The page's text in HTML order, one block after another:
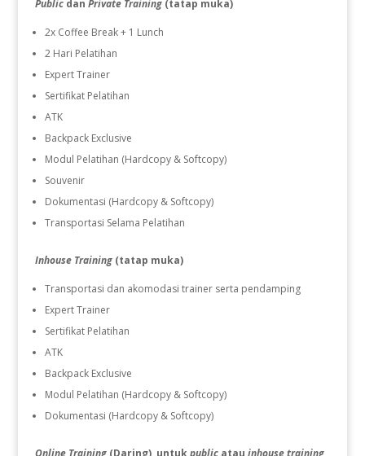
Publicdan Private Training (tatap muka)
2x Coffee Break + 1 Lunch
2 Hari Pelatihan
Expert Trainer
Sertifikat Pelatihan
ATK
Backpack Exclusive
Modul Pelatihan (Hardcopy & Softcopy)
Souvenir
Dokumentasi (Hardcopy & Softcopy)
Transportasi Selama Pelatihan
Inhouse Training (tatap muka)
Transportasi dan akomodasi trainer serta pendamping
Expert Trainer
Sertifikat Pelatihan
ATK
Backpack Exclusive
Modul Pelatihan (Hardcopy & Softcopy)
Dokumentasi (Hardcopy & Softcopy)
Online Training (Daring) untuk public atau inhouse training